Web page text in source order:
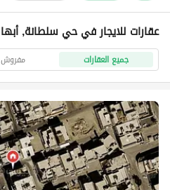
عقارات للايجار في حي سلطانة, أبها
جميع العقارات مفروش